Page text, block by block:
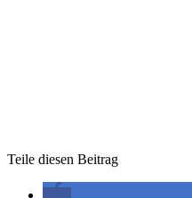
Teile diesen Beitrag